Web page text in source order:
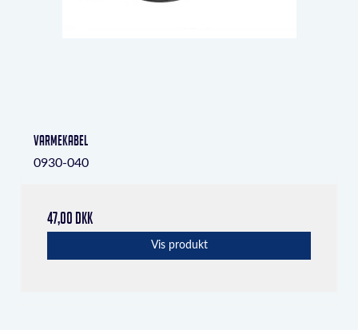
varmekabel
0930-040
47,00 DKK
Vis produkt